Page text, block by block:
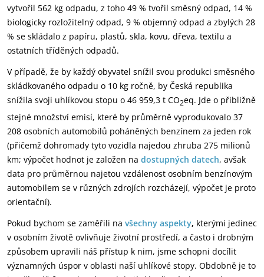
vytvořil 562 kg odpadu, z toho 49 % tvořil směsný odpad, 14 %
biologicky rozložitelný odpad, 9 % objemný odpad a zbylých 28
% se skládalo z papíru, plastů, skla, kovu, dřeva, textilu a
ostatních tříděných odpadů.
V případě, že by každý obyvatel snížil svou produkci směsného
skládkovaného odpadu o 10 kg ročně, by Česká republika
snížila svoji uhlíkovou stopu o 46 959,3 t CO2eq. Jde o přibližně
stejné množství emisí, které by průměrně vyprodukovalo 37
208 osobních automobilů poháněných benzínem za jeden rok
(přičemž dohromady tyto vozidla najedou zhruba 275 milionů
km; výpočet hodnot je založen na dostupných datech, avšak
data pro průměrnou najetou vzdálenost osobním benzínovým
automobilem se v různých zdrojích rozcházejí, výpočet je proto
orientační).
Pokud bychom se zaměřili na všechny aspekty, kterými jedinec
v osobním životě ovlivňuje životní prostředí, a často i drobným
způsobem upravili náš přístup k nim, jsme schopni docílit
významných úspor v oblasti naší uhlíkové stopy. Obdobně je to